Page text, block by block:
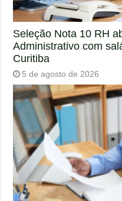
Seleção Nota 10 RH
Administrativo com
Curitiba
5 de agosto de 2026